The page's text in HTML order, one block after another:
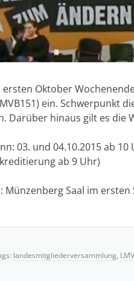
ersten Oktober
ein. Schwerpunkt
Darüber hinaus gilt es die
03. und 04.10.2015 ab 10
ab 9 Uhr)
Münzenberg Saal im ersten
landesmitgliederversammlung, LMV